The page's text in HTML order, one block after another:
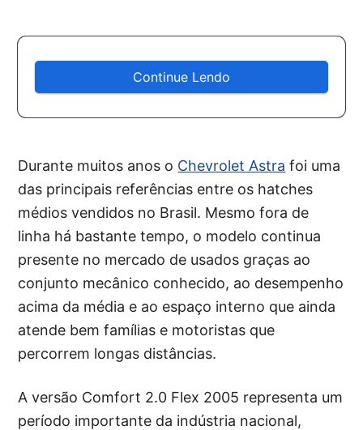
Continue Lendo
Durante muitos anos o Chevrolet Astra foi uma
das principais referências entre os hatches
médios vendidos no Brasil. Mesmo fora de
linha há bastante tempo, o modelo continua
presente no mercado de usados graças ao
conjunto mecânico conhecido, ao desempenho
acima da média e ao espaço interno que ainda
atende bem famílias e motoristas que
percorrem longas distâncias.
A versão Comfort 2.0 Flex 2005 representa um
período importante da indústria nacional,